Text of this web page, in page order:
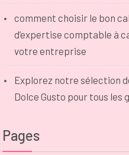
comment choisir le bon
d’expertise comptable à
votre entreprise
Explorez notre sélection
Dolce Gusto pour tous les
Pages